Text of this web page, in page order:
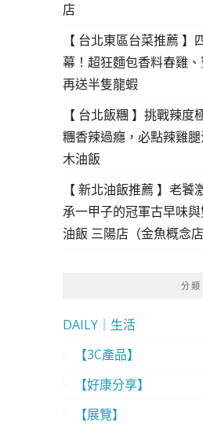
店
【 台北東區台菜推薦
幕！超狂麵包香料春雞
再送半隻龍蝦
【 台北飯糰 】挑戰辣
糰香辣過癮，必點辣雞
木油飯
【 新北油飯推薦 】老
承一甲子的冠軍古早味
油飯 三陽店（金魚概念店
分類
DAILY｜生活
【3C產品】
【好康分享】
【展覽】